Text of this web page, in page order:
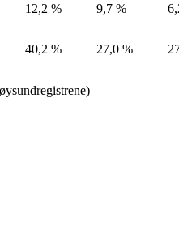
12,2 % 9,7 %
40,2 % 27,0 %